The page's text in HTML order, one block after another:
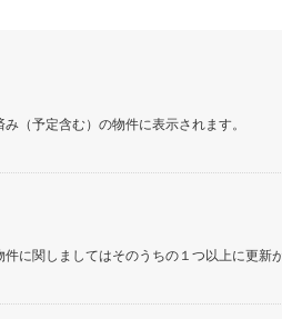
（予定含む）の物件に表示されます。
に関しましてはそのうちの１つ以上に更新